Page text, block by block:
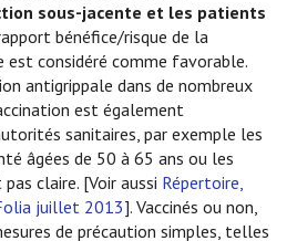
sous-jacente et les patients
bénéfice/risque de la
est considéré comme favorable.
antigrippale dans de nombreux
est également
sanitaires, par exemple les
âgées de 50 à 65 ans ou les
claire. [Voir aussi Répertoire,
juillet 2013]. Vaccinés ou non,
de précaution simples, telles